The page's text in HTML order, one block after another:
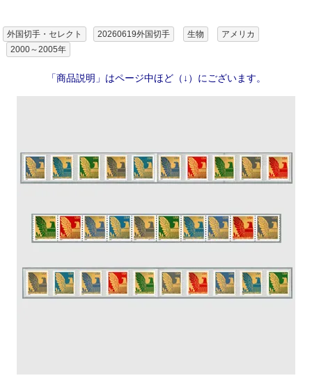
外国切手・セレクト 20260619外国切手 生物
アメリカ
2000～2005年
「商品説明」はページ中ほど（↓）にございます。